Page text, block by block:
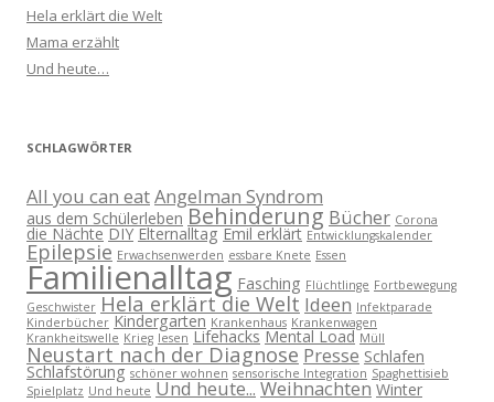
Hela erklärt die Welt
Mama erzählt
Und heute…
SCHLAGWÖRTER
All you can eatAngelman Syndrom
aus dem Schülerleben Behinderung Bücher Corona
die Nächte DIY Elternalltag Emil erklärt Entwicklungskalender
Epilepsie Erwachsenwerden essbare Knete Essen
Familienalltag Fasching Flüchtlinge Fortbewegung
Geschwister Hela erklärt die Welt Ideen Infektparade
Kinderbücher Kindergarten Krankenhaus Krankenwagen
Krankheitswelle Krieg lesen Lifehacks Mental Load Müll
Neustart nach der Diagnose Presse Schlafen
Schlafstörung schöner wohnen sensorische Integration Spaghettisieb
Spielplatz Und heute Und heute...Weihnachten Winter